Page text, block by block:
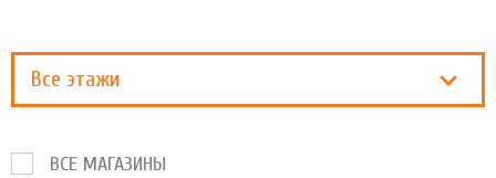
Все этажи
ВСЕ МАГАЗИНЫ